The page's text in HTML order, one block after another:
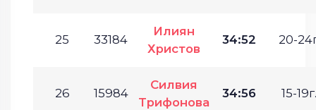
25 33184
Илиян
Христов
34:52 20-
26 15984
Силвия
Трифонова
34:56 15-19г.